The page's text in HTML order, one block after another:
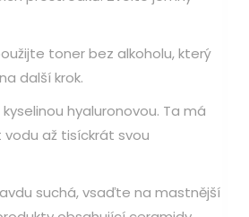
toner bez alkoholu, který
další krok.
hyaluronovou. Ta má
až tisíckrát svou
suchá, vsaďte na mastnější